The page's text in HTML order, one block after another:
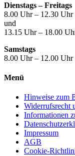
Dienstags – Freitags
8.00 Uhr – 12.30 Uhr
und
13.15 Uhr – 18.00
Samstags
8.00 Uhr – 12.00 Uhr
Menü
Hinweise zum
Widerrufsrecht
Informationen
Impressum
AGB
Cookie-